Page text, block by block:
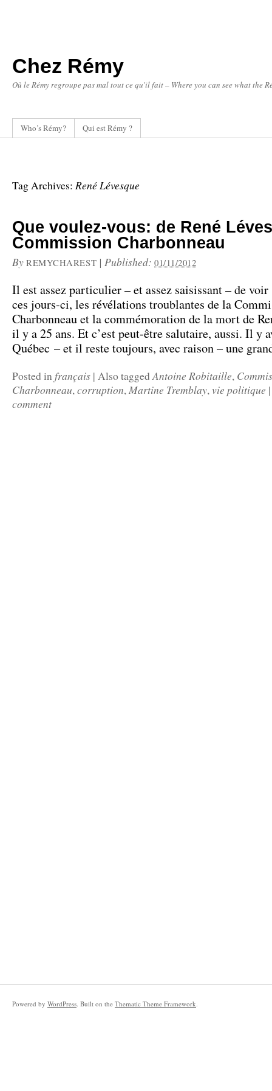
Chez Rémy
Où le Rémy regroupe pas mal tout ce qu'il fait – Where you can see what the
Who’s Rémy? Qui est Rémy ?
Tag Archives: René Lévesque
Que voulez-vous: de René
Commission Charbonneau
By REMYCHAREST |Published:01/11/2012
Il est assez particulier – et assez saisissant – de voir
ces jours-ci, les révélations troublantes de la
Charbonneau et la commémoration de la mort de
il y a 25 ans. Et c’est peut-être salutaire, aussi. Il y
Québec – et il reste toujours, avec raison – une
Posted infrançais | Also taggedAntoine Robitaille,
Charbonneau,corruption,Martine Tremblay,vie politique |
comment
Powered by WordPress. Built on the Thematic Theme Framework.